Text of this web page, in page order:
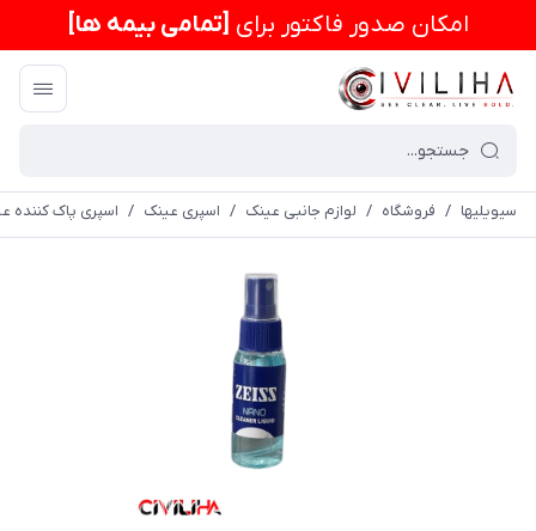
امكان صدور فاکتور برای [تمامی بیمه ها]
سیویلیها / فروشگاه / لوازم جانبی عینک / اسپری عینک / اسپری پاک کننده